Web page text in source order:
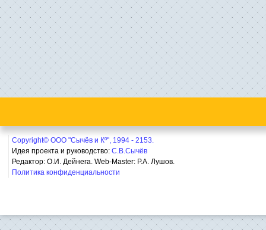
Copyright© ООО "Сычёв и Кº", 1994 - 2153.
Идея проекта и руководство: С.В.Сычёв
Редактор: О.И. Дейнега. Web-Master: Р.А. Лушов.
Политика конфиденциальности